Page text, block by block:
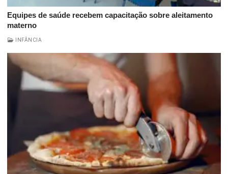
Equipes de saúde recebem capacitação sobre aleitamento
materno
INFÂNCIA